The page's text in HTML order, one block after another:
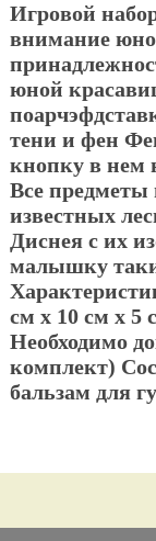
Игровой
внимание
юной
тени и фен
кнопку в нем
Все предметы
известных
Диснея с их
малышку
см x 10 см x 5
Необходимо
комплект)
бальзам для